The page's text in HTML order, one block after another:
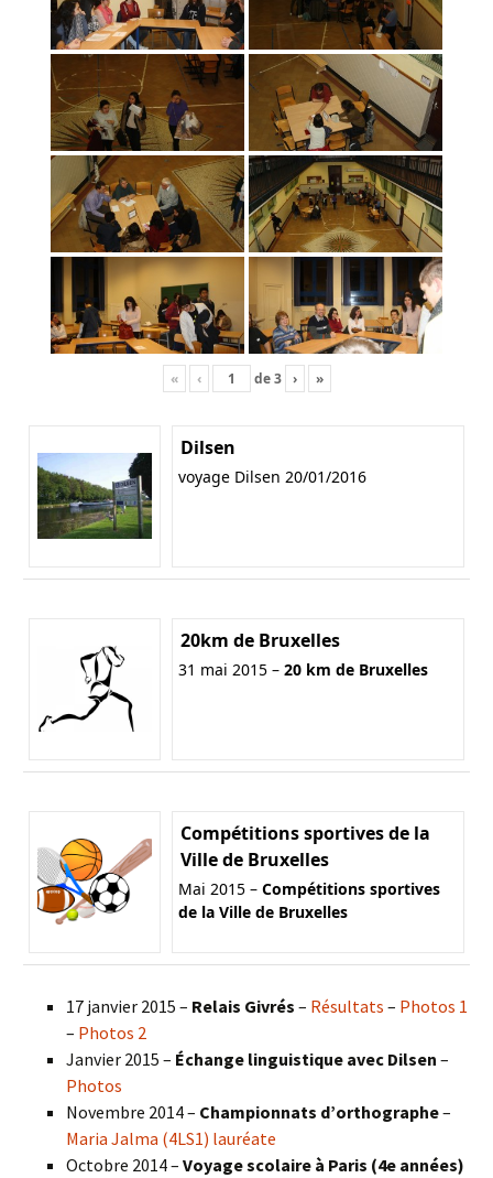
« ‹ de3 › »
Dilsen
voyage Dilsen 20/01/2016
20km de Bruxelles
31 mai 2015 – 20 km de Bruxelles
Compétitions sportives de la
Ville de Bruxelles
Mai 2015 – Compétitions sportives
de la Ville de Bruxelles
17 janvier 2015 – Relais Givrés – Résultats – Photos 1
– Photos 2
Janvier 2015 – Échange linguistique avec Dilsen –
Photos
Novembre 2014 – Championnats d’orthographe–
Maria Jalma (4LS1) lauréate
Octobre 2014 – Voyage scolaire à Paris (4e années)